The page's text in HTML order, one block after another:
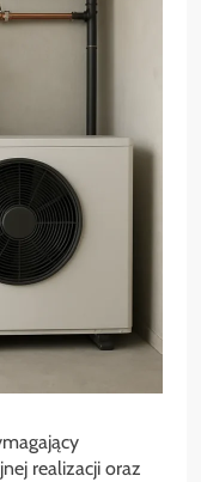
realizacji oraz